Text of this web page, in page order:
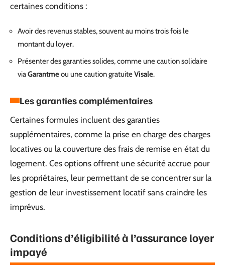
certaines conditions :
Avoir des revenus stables, souvent au moins trois fois le
montant du loyer.
Présenter des garanties solides, comme une caution solidaire
viaGarantmeou une caution gratuiteVisale.
Les garanties complémentaires
Certaines formules incluent des garanties
supplémentaires, comme la prise en charge des charges
locatives ou la couverture des frais de remise en état du
logement. Ces options offrent une sécurité accrue pour
les propriétaires, leur permettant de se concentrer sur la
gestion de leur investissement locatif sans craindre les
imprévus.
Conditions d’éligibilité à l’assurance loyer
impayé